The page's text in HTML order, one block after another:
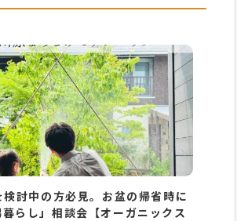
討中の方必見。お盆の帰省時に
らし」相談会【オーガニックス